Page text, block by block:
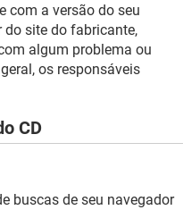
com a versão do seu
site do fabricante,
algum problema ou
os responsáveis
CD
buscas de seu navegador